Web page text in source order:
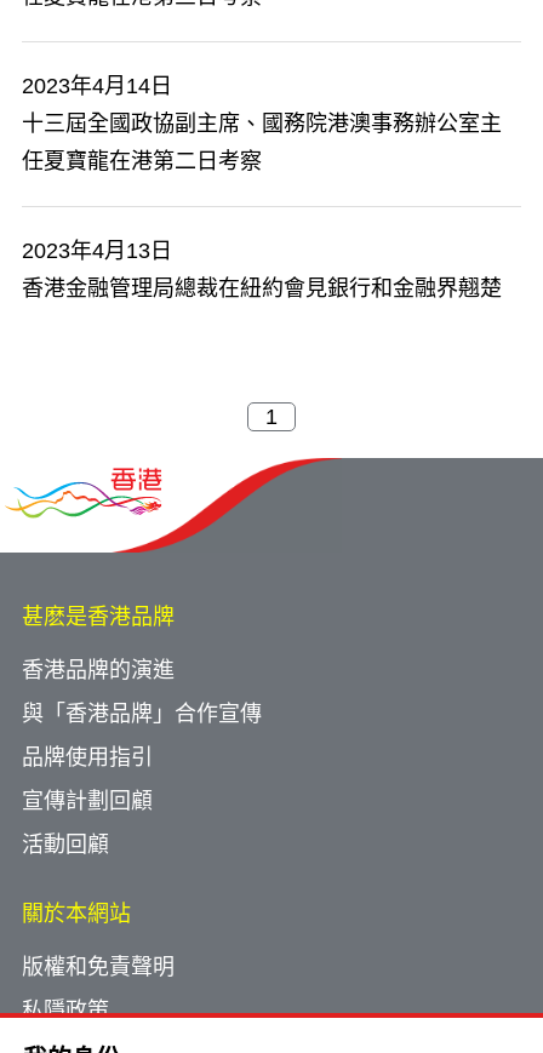
2023年4月14日
十三屆全國政協副主席、國務院港澳事務辦公室主
任夏寶龍在港第二日考察
2023年4月13日
香港金融管理局總裁在紐約會見銀行和金融界翹楚
甚麽是香港品牌
香港品牌的演進
與「香港品牌」合作宣傳
品牌使用指引
宣傳計劃回顧
活動回顧
關於本網站
版權和免責聲明
私隱政策